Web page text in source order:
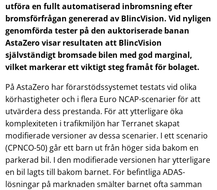
utföra en fullt automatiserad inbromsning efter
bromsförfrågan genererad av BlincVision. Vid nyligen
genomförda tester på den auktoriserade banan
AstaZero visar resultaten att BlincVision
självständigt bromsade bilen med god marginal,
vilket markerar ett viktigt steg framåt för bolaget.
På AstaZero har förarstödssystemet testats vid olika
körhastigheter och i flera Euro NCAP-scenarier för att
utvärdera dess prestanda. För att ytterligare öka
komplexiteten i trafikmiljön har Terranet skapat
modifierade versioner av dessa scenarier. I ett scenario
(CPNCO-50) går ett barn ut från höger sida bakom en
parkerad bil. I den modifierade versionen har ytterligare
en bil lagts till bakom barnet. För befintliga ADAS-
lösningar på marknaden smälter barnet ofta samman